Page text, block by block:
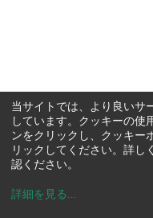
当サイトでは、より良いサ
しています。クッキーの使
ンをクリックし、クッキー
リックしてください。詳し
認ください。
詳細を見る ...